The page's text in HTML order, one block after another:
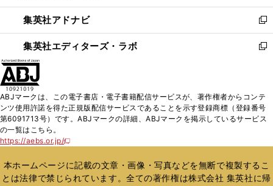
開
く
ウ
で
開
く
ン
ド
ウ
で
ウ
ィ
ン
ド
く
集英社アドナビ
新
し
い
ド
ウ
で
集英社エディターズ・ラボ
新
ィ
ン
ド
開
く
ABJマークは、この電子書店・電子書籍配信サービスが、著作権者からコンテ
ンツ使用許諾を得た正規版配信サービスであることを示す登録商標（登録番号
第6091713号）です。ABJマークの詳細、ABJマークを掲示しているサービス
の一覧はこちら。
https://aebs.or.jp/
新
い
ウ
ィ
本ホームページに記載の文章・画像・写真などを無断で複製するこ
とは法律で禁じられています。全ての著作権は株式会社 集英社に帰